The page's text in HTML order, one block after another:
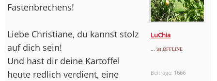
LuChia
... ist OFFLINE
Beiträge: 1666
Fastenbrechens!
Liebe Christiane, du kannst stolz
auf dich sein!
Und hast dir deine Kartoffel
heute redlich verdient, eine